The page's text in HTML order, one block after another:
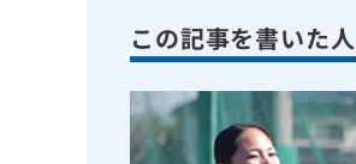
この記事を書いた人